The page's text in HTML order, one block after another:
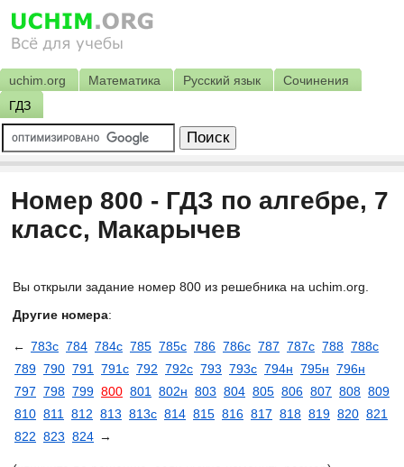
uchim.org Математика Русский язык
Сочинения
ГДЗ
Номер 800 - ГДЗ по алгебре, 7
класс, Макарычев
Вы открыли задание номер 800 из решебника на uchim.org.
Другие номера:
← 783с 784 784с 785 785с 786 786c 787 787c 788 788c
789 790 791 791c 792 792c 793 793c 794н 795н 796н
797 798 799 800 801 802н 803 804 805 806 807 808 809
810 811 812 813 813c 814 815 816 817 818 819 820 821
822 823 824 →